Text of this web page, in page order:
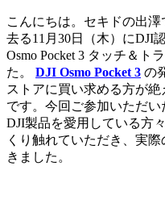
こんにちは。セキドの出澤
去る11月30日（木）にDJI
Osmo Pocket 3 タッチ＆ト
た。 DJI Osmo Pocket 3 の
ストアに買い求める方が
です。今回ご参加いただ
DJI製品を愛用している方
くり触れていただき、実
きました。